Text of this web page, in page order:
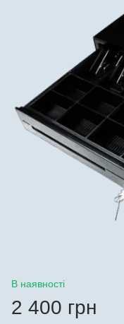
В наявності
2 400 грн